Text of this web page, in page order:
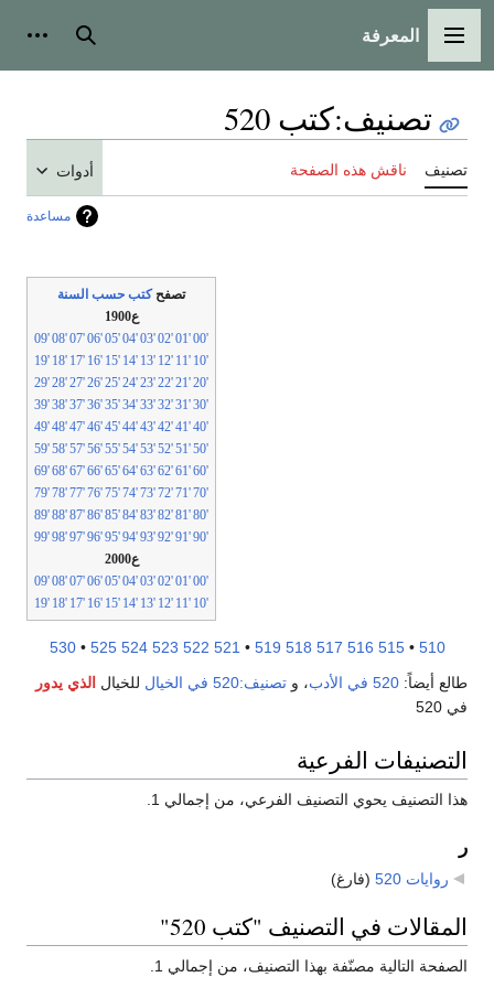
القائمة الرئيسية
المعرفة بحث
تصنيف:كتب 520
تصنيف ناقش هذه الصفحة أدوات
مساعدة
تصفحكتب حسب السنة
ع1900
'00
'01
'02
'03
'04
'05
'06
'07
'08
'09
'10
'11
'12
'13
'14
'15
'16
'17
'18
'19
'20
'21
'22
'23
'24
'25
'26
'27
'28
'29
'30
'31
'32
'33
'34
'35
'36
'37
'38
'39
'40
'41
'42
'43
'44
'45
'46
'47
'48
'49
'50
'51
'52
'53
'54
'55
'56
'57
'58
'59
'60
'61
'62
'63
'64
'65
'66
'67
'68
'69
'70
'71
'72
'73
'74
'75
'76
'77
'78
'79
'80
'81
'82
'83
'84
'85
'86
'87
'88
'89
'90
'91
'92
'93
'94
'95
'96
'97
'98
'99
ع2000
'00
'01
'02
'03
'04
'05
'06
'07
'08
'09
'10
'11
'12
'13
'14
'15
'16
'17
'18
'19
510
•
515
516
517
518
519
•
521
522
523
524
525
•
530
طالع أيضاً: 520 في الأدب ، و تصنيف:520 في الخيال للخيال الذي يدور
في 520
التصنيفات الفرعية
هذا التصنيف يحوي التصنيف الفرعي، من إجمالي 1.
ر
روايات 520 (فارغ)
المقالات في التصنيف "كتب 520"
الصفحة التالية مصنّفة بهذا التصنيف، من إجمالي 1.